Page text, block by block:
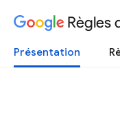
Règles
Présentation